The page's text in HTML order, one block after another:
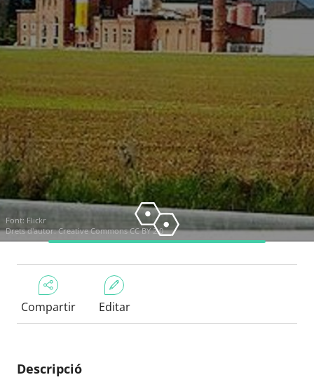
Font: Flickr
Drets d'autor:Creative Commons CC BY 2.0
Compartir Editar
Descripció